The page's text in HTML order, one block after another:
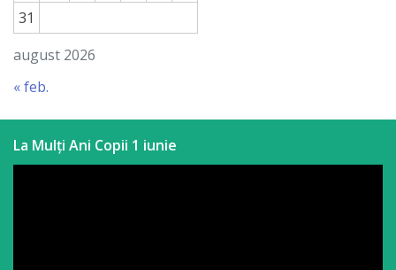
august 2026
31
« feb.
La Mulți Ani Copii 1 iunie